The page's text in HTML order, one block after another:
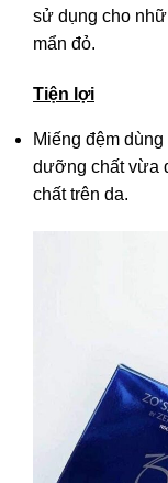
sử dụng cho
mẩn đỏ.
Tiện lợi
Miếng đệm
dưỡng chất vừa
chất trên da.